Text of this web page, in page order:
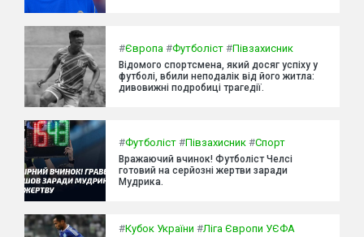
#Європа #Футболіст #Півзахисник
Відомого спортсмена, який досяг успіху у
футболі, вбили неподалік від його житла:
дивовижні подробиці трагедії.
#Футболіст #Півзахисник #Спорт
Вражаючий вчинок! Футболіст Челсі
готовий на серйозні жертви заради
Мудрика.
#Кубок України #Ліга Європи УЄФА